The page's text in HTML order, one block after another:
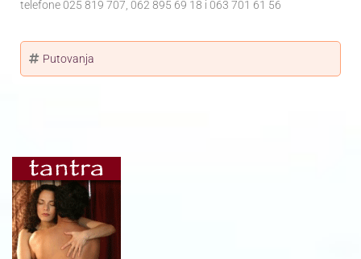
telefone 025 819 707, 062 895 69 18 i 063 701 61 56
Putovanja